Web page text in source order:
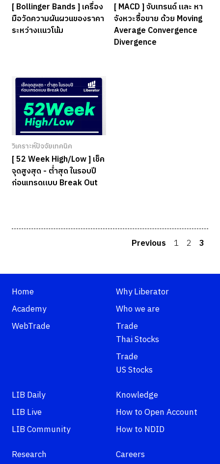
[ Bollinger Bands ] เครื่อง
มือวัดความผันผวนของราคา
ระหว่างแนวโน้ม
[ MACD ] จับเทรนด์ และ หา
จังหวะซื้อขาย ด้วย Moving
Average Convergence
Divergence
วิเคราะห์ปัจจัยเทคนิค
[ 52 Week High/Low ] เช็ค
จุดสูงสุด - ต่ำสุด ในรอบปี
ก่อนเทรดแบบ Break Out
Previous 1 2 3
Home
Academy
WebTrade
Why Liberator
Who we are
Trade
Thai Stocks
Trade
US Stocks
LIB Daily
LIB Live
LIB Community
Knowledge
How to Open Account
How to NDID
Research
Careers